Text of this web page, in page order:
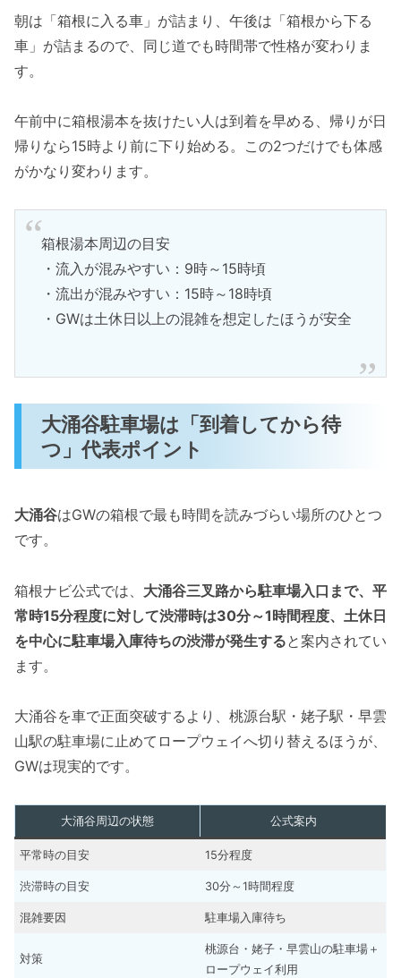
朝は「箱根に入る車」が詰まり、午後は「箱根から下る
車」が詰まるので、同じ道でも時間帯で性格が変わりま
す。
午前中に箱根湯本を抜けたい人は到着を早める、帰りが日
帰りなら15時より前に下り始める。この2つだけでも体感
がかなり変わります。
箱根湯本周辺の目安
・流入が混みやすい：9時～15時頃
・流出が混みやすい：15時～18時頃
・GWは土休日以上の混雑を想定したほうが安全
大涌谷駐車場は「到着してから待
つ」代表ポイント
大涌谷はGWの箱根で最も時間を読みづらい場所のひとつ
です。
箱根ナビ公式では、 大涌谷三叉路から駐車場入口まで、平
常時15分程度に対して渋滞時は30分～1時間程度、土休日
を中心に駐車場入庫待ちの渋滞が発生すると案内されてい
ます。
大涌谷を車で正面突破するより、桃源台駅・姥子駅・早雲
山駅の駐車場に止めてロープウェイへ切り替えるほうが、
GWは現実的です。
大涌谷周辺の状態 公式案内
平常時の目安 15分程度
渋滞時の目安 30分～1時間程度
混雑要因 駐車場入庫待ち
対策
桃源台・姥子・早雲山の駐車場＋
ロープウェイ利用